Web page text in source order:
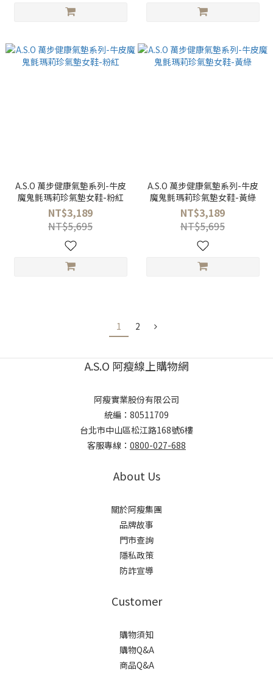
A.S.O 萬步健康氣墊系列-牛皮
魔鬼氈瑪莉珍氣墊女鞋-粉紅
NT$3,189
NT$5,695
A.S.O 萬步健康氣墊系列-牛皮
魔鬼氈瑪莉珍氣墊女鞋-黃綠
NT$3,189
NT$5,695
1 2
A.S.O 阿瘦線上購物網
阿瘦實業股份有限公司
統編：80511709
台北市中山區松江路168號6樓
客服專線： 0800-027-688
About Us
關於阿瘦集團
品牌故事
門市查詢
隱私政策
防詐宣導
Customer
購物須知
購物Q&A
商品Q&A